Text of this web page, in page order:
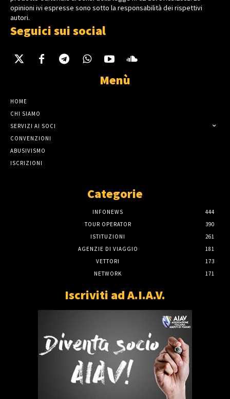
opinioni ivi espresse sono sotto la responsabilità dei rispettivi
autori.
Seguici sui social
Menù
HOME
CHI SIAMO
SERVIZI AI SOCI
CONVENZIONI
ABUSIVISMO
ISCRIZIONI
Categorie
INFONEWS
444
TOUR OPERATOR
390
ISTITUZIONI
261
AGENZIE DI VIAGGIO
181
VETTORI
173
NETWORK
171
Iscriviti ad A.I.A.V.